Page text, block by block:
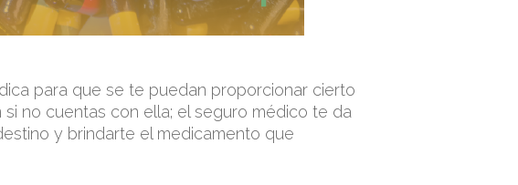
para que se te puedan proporcionar cierto
no cuentas con ella; el seguro médico te da
y brindarte el medicamento que